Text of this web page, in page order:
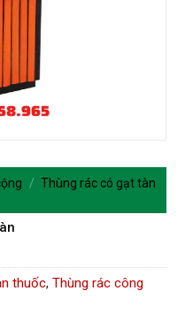
/ Thùng rác có gạt tàn
thuốc, Thùng rác công